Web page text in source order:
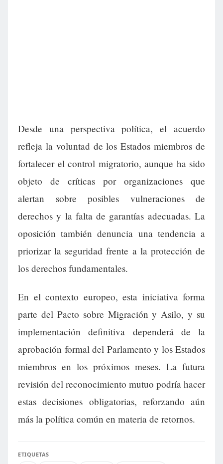
Desde una perspectiva política, el acuerdo
refleja la voluntad de los Estados miembros de
fortalecer el control migratorio, aunque ha sido
objeto de críticas por organizaciones que
alertan sobre posibles vulneraciones de
derechos y la falta de garantías adecuadas. La
oposición también denuncia una tendencia a
priorizar la seguridad frente a la protección de
los derechos fundamentales.
En el contexto europeo, esta iniciativa forma
parte del Pacto sobre Migración y Asilo, y su
implementación definitiva dependerá de la
aprobación formal del Parlamento y los Estados
miembros en los próximos meses. La futura
revisión del reconocimiento mutuo podría hacer
estas decisiones obligatorias, reforzando aún
más la política común en materia de retornos.
ETIQUETAS